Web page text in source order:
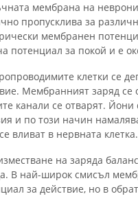
мембрана на
пропусклива за
мембранен
потенциал за покой и е
клетки се
Мембранният заряд се
канали се отварят.
и по този начин
вливат в нервната клетка.
на заряда
В най-широк смисъл
за действие, но в